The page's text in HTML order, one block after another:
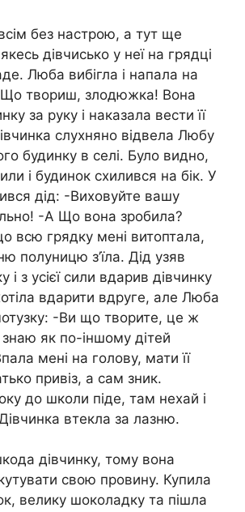
без настрою, а тут ще
дівчисько у неї на грядці
Люба вибігла і напала на
Що твориш, злoдюжка! Вона
за руку і наказала вести її
слухняно відвела Любу
будинку в селі. Було видно,
і будинок схилився на бік. У
дід: -Виховуйте вашу
-А Що вона зробила?
всю грядку мені витоптала,
полуницю з’їла. Дід узяв
і з yciєї сили вдapив дівчинку
вдapити вдруге, але Люба
-Ви що творите, це ж
як по-іншому дітей
мені на голову, мати її
привіз, а сам зник.
до школи піде, там нехай і
втекла за лазню.
дівчинку, тому вона
свою провину. Купила
велику шоколадку та пішла